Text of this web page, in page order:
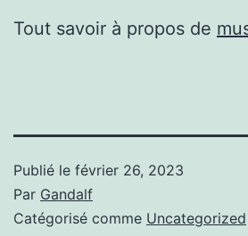
Tout savoir à propos de
Publié le février 26, 2023
Par Gandalf
Catégorisé comme Uncategorized